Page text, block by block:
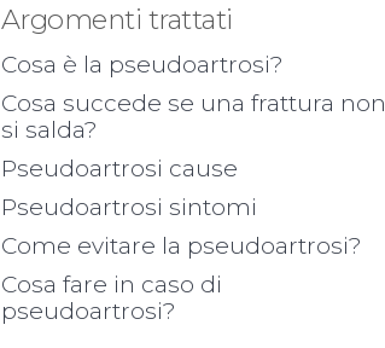
Argomenti trattati
Cosa è la pseudoartrosi?
Cosa succede se una frattura non
si salda?
Pseudoartrosi cause
Pseudoartrosi sintomi
Come evitare la pseudoartrosi?
Cosa fare in caso di
pseudoartrosi?